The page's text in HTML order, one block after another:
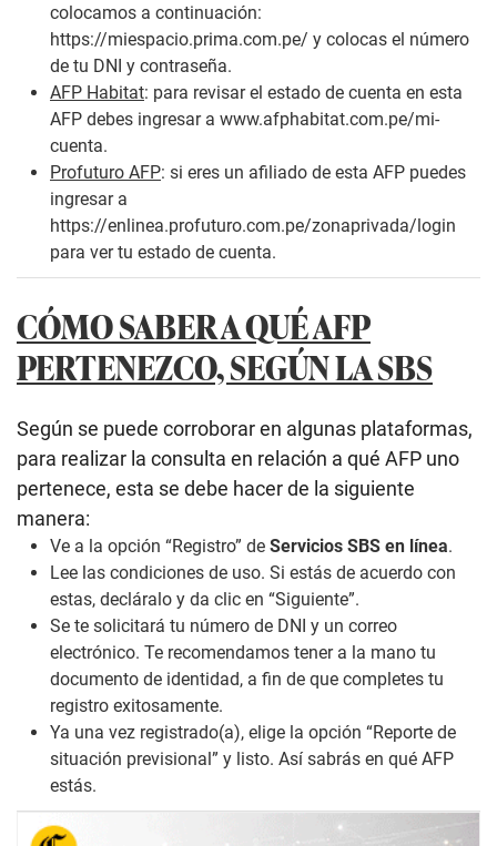
colocamos a continuación:
https://miespacio.prima.com.pe/ y colocas el número
de tu DNI y contraseña.
AFP Habitat: para revisar el estado de cuenta en esta
AFP debes ingresar a www.afphabitat.com.pe/mi-
cuenta.
Profuturo AFP: si eres un afiliado de esta AFP puedes
ingresar a
https://enlinea.profuturo.com.pe/zonaprivada/login
para ver tu estado de cuenta.
CÓMO SABER A QUÉ AFP
PERTENEZCO, SEGÚN LA SBS
Según se puede corroborar en algunas plataformas,
para realizar la consulta en relación a qué AFP uno
pertenece, esta se debe hacer de la siguiente
manera:
Ve a la opción “Registro” de Servicios SBS en línea.
Lee las condiciones de uso. Si estás de acuerdo con
estas, decláralo y da clic en “Siguiente”.
Se te solicitará tu número de DNI y un correo
electrónico. Te recomendamos tener a la mano tu
documento de identidad, a fin de que completes tu
registro exitosamente.
Ya una vez registrado(a), elige la opción “Reporte de
situación previsional” y listo. Así sabrás en qué AFP
estás.